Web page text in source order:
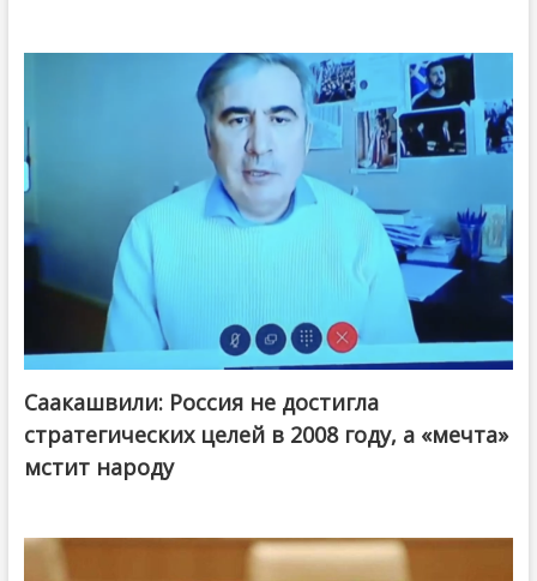
Саакашвили: Россия не достигла
стратегических целей в 2008 году, а «мечта»
мстит народу